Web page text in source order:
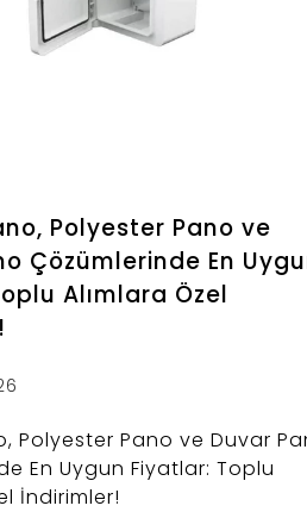
Polyester Pano ve
Çözümlerinde En
Alımlara Özel
Polyester Pano ve Duvar
En Uygun Fiyatlar: Toplu
İndirimler!